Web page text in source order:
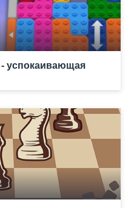
успокаивающая